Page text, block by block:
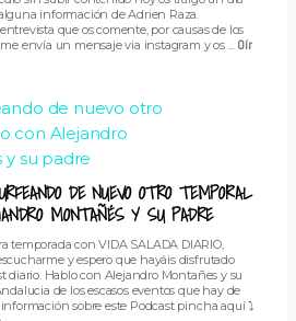
información de Adrien Raza.
que os comente, por causas de los
envía un mensaje via instagram y os ... Oír
DE NUEVO OTRO TEMPORAL
MONTAÑÉS Y SU PADRE
temporada con VIDA SALADA DIARIO,
y espero que hayáis disfrutado
diario. Hablo con Alejandro Montañes y su
de los escasos eventos que hay de
sobre este Podcast pincha aquí ⤵️